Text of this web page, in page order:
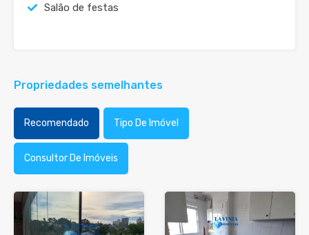
Salão de festas
Propriedades semelhantes
Recomendado Tipo De Imóvel
Consultor De Imóveis